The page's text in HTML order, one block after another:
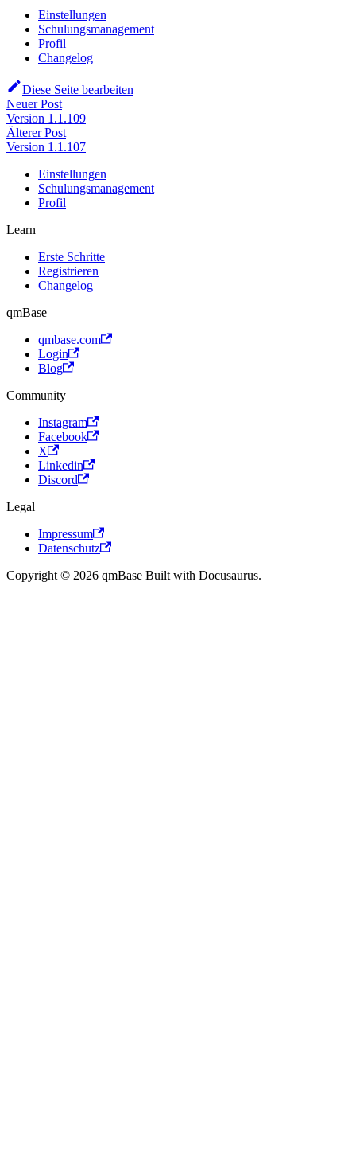
Einstellungen
Schulungsmanagement
Profil
Changelog
Diese Seite bearbeiten
Neuer Post
Version 1.1.109
Älterer Post
Version 1.1.107
Einstellungen
Schulungsmanagement
Profil
Learn
Erste Schritte
Registrieren
Changelog
qmBase
qmbase.com
Login
Blog
Community
Instagram
Facebook
X
Linkedin
Discord
Legal
Impressum
Datenschutz
Copyright © 2026 qmBase Built with Docusaurus.